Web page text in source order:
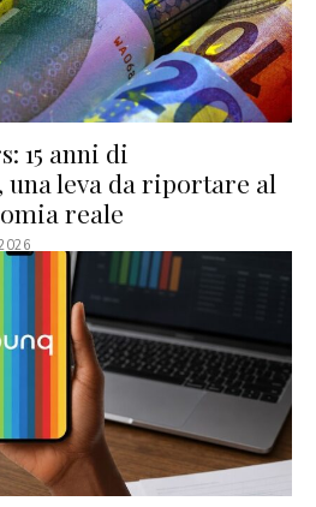
15 anni di
leva da riportare al
reale